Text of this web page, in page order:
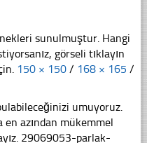
sunulmuştur. Hangi
görseli tıklayın
150 × 150 / 168 × 165 /
umuyoruz.
azından mükemmel
29069053-parlak-